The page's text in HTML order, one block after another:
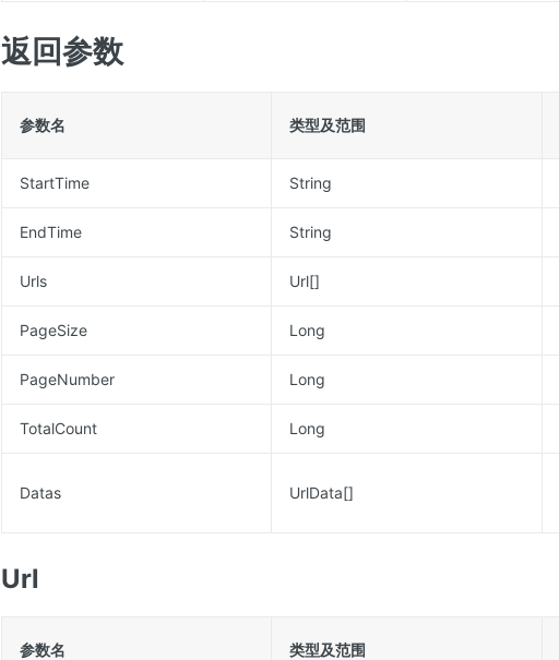
返回参数
参数名 类型及范围
StartTime String
EndTime String
Urls Url[]
PageSize Long
PageNumber Long
TotalCount Long
Datas UrlData[]
Url
参数名 类型及范围